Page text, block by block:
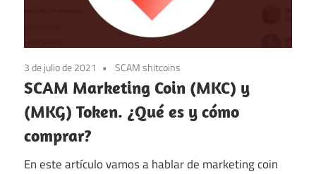
3 de julio de 2021 SCAM shitcoins
SCAM Marketing Coin (MKC) y
(MKG) Token. ¿Qué es y cómo
comprar?
En este artículo vamos a hablar de marketing coin